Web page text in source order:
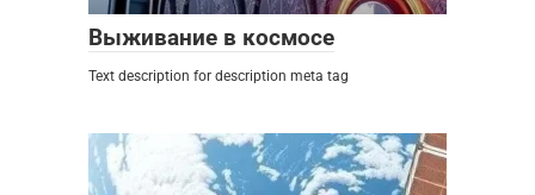
Выживание в космосе
Text description for description meta tag